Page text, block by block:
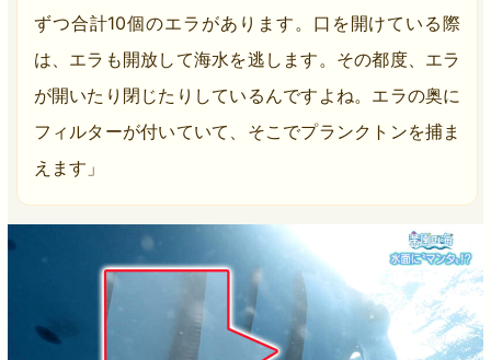
ずつ合計10個のエラがあります。口を開けている際
は、エラも開放して海水を逃します。その都度、エラ
が開いたり閉じたりしているんですよね。エラの奥に
フィルターが付いていて、そこでプランクトンを捕ま
えます」